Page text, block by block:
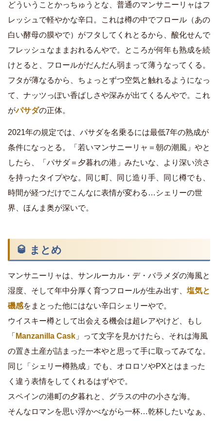
どういうことかっちゅうとな、普通のマンサニーリャはフ
レッシュで軽やかな辛口。これは樽の中でフロール（あの
白い酵母の膜やで）がフタしてくれとるから、酸化せんで
フレッシュなままおれるんやで。ところが何年も熟成を続
けとると、フロールがだんだん弱まって薄うなってくる。
フタが薄なるから、ちょっとずつ空気と触れるようになっ
て、ナッツっぽい香ばしさや深みが出てくるんやで。これ
がパサダの正体。
2021年の規定では、パサダを名乗るには最低7年の熟成が
条件になっとる。「若いマンサニーリャ＝朝の潮風」やと
したら、「パサダ＝夕暮れの港」みたいな、より深い渋さ
を持ったタイプやな。同じ町、同じ造り手、同じ樽でも、
時間が経つだけでこんなに表情が変わる…シェリーの世
界、ほんま奥が深いで。
🥃 まとめ
マンサニーリャは、サンルーカル・デ・バラメダの海風と
湿度、そして年中分厚く育つフロールが生み出す、 塩気と
磯感をまとった他にはない辛口シェリーやで。
ウイスキー樽として出会える機会は超レアやけど、もし
「Manzanilla Cask 」って文字を見かけたら、それは海風
の置き土産が詰まった一本やと思って手に取ってみてな。
同じ「シェリー樽熟成」でも、オロロソやPXとはまった
く違う表情をしてくれるはずやで。
スペインの港町の夕暮れと、グラスの中の小さな海。
そんなロマンを思い浮かべながら一杯…乾杯したいなぁ、